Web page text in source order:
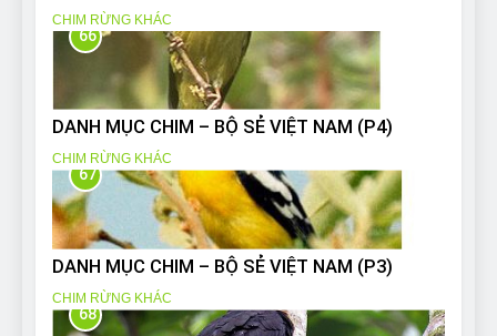
CHIM RỪNG KHÁC
66
DANH MỤC CHIM – BỘ SẺ VIỆT NAM (P4)
CHIM RỪNG KHÁC
67
DANH MỤC CHIM – BỘ SẺ VIỆT NAM (P3)
CHIM RỪNG KHÁC
68